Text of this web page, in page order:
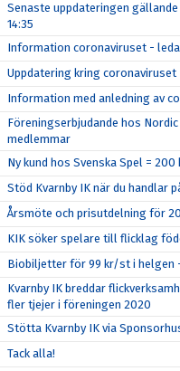
Senaste uppdateringen
14:35
Information coronaviruset -
Uppdatering kring coronaviruset
Information med anledning av
Föreningserbjudande hos
medlemmar
Ny kund hos Svenska Spel =
Stöd Kvarnby IK när du handlar
Årsmöte och prisutdelning för
KIK söker spelare till flicklag
Biobiljetter för 99 kr/st i helgen
Kvarnby IK breddar
fler tjejer i föreningen 2020
Stötta Kvarnby IK via
Tack alla!